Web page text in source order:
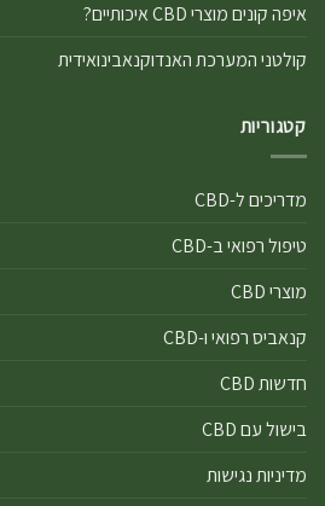
איפה קונים מוצרי CBD איכותיים?
קולטני המערכת האנדוקנאבינואידית
קטגוריות
מדריכים ל-CBD
טיפול רפואי ב-CBD
מוצרי CBD
קנאביס רפואי ו-CBD
חדשות CBD
בישול עם CBD
מדיניות נגישות